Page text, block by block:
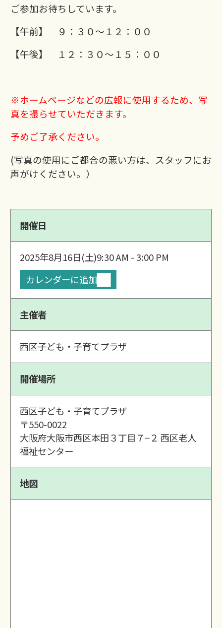
ご参加お待ちしています。
【午前】 ９：３０～１２：００
【午後】 １２：３０～１５：００
※ホームページなどの広報に使用するため、写
真を撮らせていただきます。
予めご了承ください。
(写真の使用にご都合の悪い方は、スタッフにお
声がけください。）
開催日
2025年8月16日(土)9:30 AM - 3:00 PM
カレンダーに追加
主催者
西区子ども・子育てプラザ
開催場所
西区子ども・子育てプラザ
〒550-0022
大阪府大阪市西区本田３丁目７−２ 西区老人
福祉センター
地図